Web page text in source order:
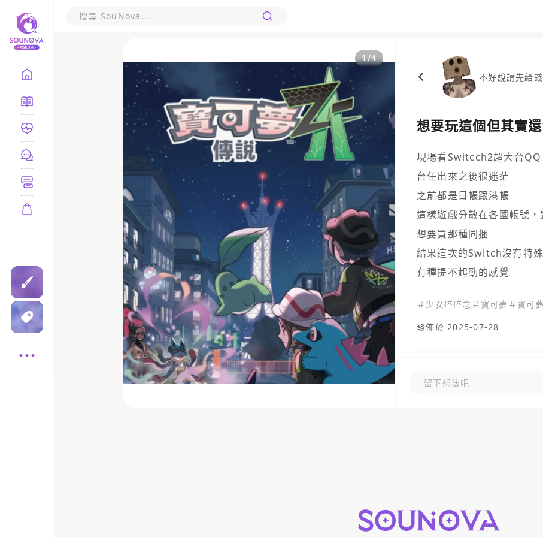
1/4
不好說請先給錢
想要玩這個但其實
現場看Switcch2超大台QQ
台任出來之後很迷茫
之前都是日帳跟港帳
這樣遊戲分散在各國帳號
想要買那種同捆
結果這次的Switch沒有特
有種提不起勁的感覺
＃ 少女碎碎念 ＃ 寶可夢 ＃ 寶可
發佈於 2025-07-28
留下想法吧